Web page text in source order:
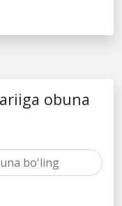
obuna